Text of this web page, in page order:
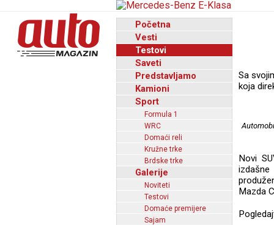
Početna
Vesti
Testovi
Saveti
Predstavljamo
Kamioni
Sport
Formula 1
WRC
Domaći reli
Kružne trke
Brdske trke
Galerije
Noviteti
Testovi
Domaće premijere
Sajam
Sa
koja
Novi
Mazda